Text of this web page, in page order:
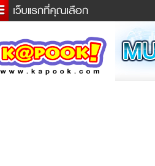
ข่า
ละ